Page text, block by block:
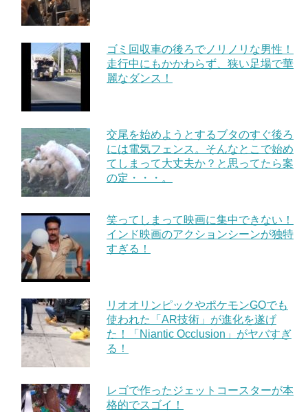
ゴミ回収車の後ろでノリノリな男性！
走行中にもかかわらず、狭い足場で華
麗なダンス！
交尾を始めようとするブタのすぐ後ろ
には電気フェンス。そんなとこで始め
てしまって大丈夫か？と思ってたら案
の定・・・。
笑ってしまって映画に集中できない！
インド映画のアクションシーンが独特
すぎる！
リオオリンピックやポケモンGOでも
使われた「AR技術」が進化を遂げ
た！「Niantic Occlusion」がヤバすぎ
る！
レゴで作ったジェットコースターが本
格的でスゴイ！